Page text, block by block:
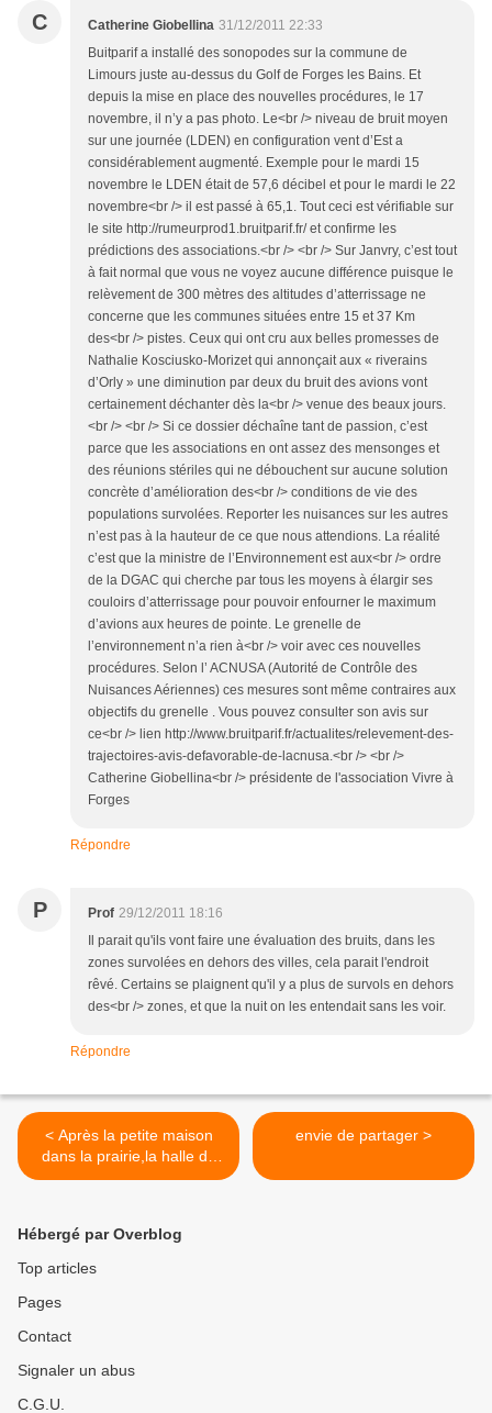
C Catherine Giobellina 31/12/2011 22:33
Buitparif a installé des sonopodes sur la commune de
Limours juste au-dessus du Golf de Forges les Bains. Et
depuis la mise en place des nouvelles procédures, le 17
novembre, il n’y a pas photo. Le<br /> niveau de bruit moyen
sur une journée (LDEN) en configuration vent d’Est a
considérablement augmenté. Exemple pour le mardi 15
novembre le LDEN était de 57,6 décibel et pour le mardi le 22
novembre<br /> il est passé à 65,1. Tout ceci est vérifiable sur
le site http://rumeurprod1.bruitparif.fr/ et confirme les
prédictions des associations.<br /> <br /> Sur Janvry, c’est tout
à fait normal que vous ne voyez aucune différence puisque le
relèvement de 300 mètres des altitudes d’atterrissage ne
concerne que les communes situées entre 15 et 37 Km
des<br /> pistes. Ceux qui ont cru aux belles promesses de
Nathalie Kosciusko-Morizet qui annonçait aux « riverains
d’Orly » une diminution par deux du bruit des avions vont
certainement déchanter dès la<br /> venue des beaux jours.
<br /> <br /> Si ce dossier déchaîne tant de passion, c’est
parce que les associations en ont assez des mensonges et
des réunions stériles qui ne débouchent sur aucune solution
concrète d’amélioration des<br /> conditions de vie des
populations survolées. Reporter les nuisances sur les autres
n’est pas à la hauteur de ce que nous attendions. La réalité
c’est que la ministre de l’Environnement est aux<br /> ordre
de la DGAC qui cherche par tous les moyens à élargir ses
couloirs d’atterrissage pour pouvoir enfourner le maximum
d’avions aux heures de pointe. Le grenelle de
l’environnement n’a rien à<br /> voir avec ces nouvelles
procédures. Selon l’ ACNUSA (Autorité de Contrôle des
Nuisances Aériennes) ces mesures sont même contraires aux
objectifs du grenelle . Vous pouvez consulter son avis sur
ce<br /> lien http://www.bruitparif.fr/actualites/relevement-des-
trajectoires-avis-defavorable-de-lacnusa.<br /> <br />
Catherine Giobellina<br /> présidente de l'association Vivre à
Forges
Répondre
P Prof 29/12/2011 18:16
Il parait qu'ils vont faire une évaluation des bruits, dans les
zones survolées en dehors des villes, cela parait l'endroit
rêvé. Certains se plaignent qu'il y a plus de survols en dehors
des<br /> zones, et que la nuit on les entendait sans les voir.
Répondre
< Après la petite maison
dans la prairie,la halle de
l'étang
envie de partager >
Hébergé par Overblog
Top articles
Pages
Contact
Signaler un abus
C.G.U.